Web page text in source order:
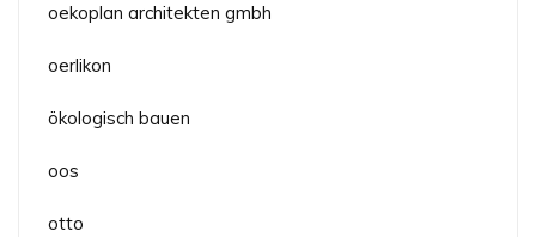
oekoplan architekten gmbh
oerlikon
ökologisch bauen
oos
otto